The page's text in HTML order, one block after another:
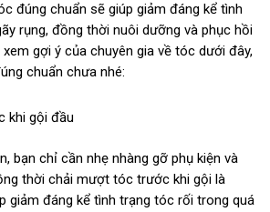
đúng chuẩn sẽ giúp giảm đáng kể tình
rụng, đồng thời nuôi dưỡng và phục hồi
gợi ý của chuyên gia về tóc dưới đây,
chuẩn chưa nhé:
khi gội đầu
bạn chỉ cần nhẹ nhàng gỡ phụ kiện và
thời chải mượt tóc trước khi gội là
giảm đáng kể tình trạng tóc rối trong quá